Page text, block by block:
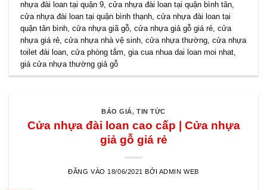
nhựa đài loan tại quận 9,cửa nhựa đài loan tại quận bình tân,
cửa nhựa đài loan tại quận bình thạnh,cửa nhựa đài loan tại
quận tân bình,cửa nhựa giã gỗ,cửa nhựa giả gỗ giá rẻ,cửa
nhựa giá rẻ,cửa nhựa nhà vệ sinh,cửa nhựa thường,cửa nhựa
toilet đài loan,cửa phòng tắm,gia cua nhua dai loan moi nhat,
giá cửa nhựa thường giả gỗ
BÁO GIÁ,TIN TỨC
Cửa nhựa đài loan cao cấp | Cửa nhựa
giả gỗ giá rẻ
ĐĂNG VÀO 18/06/2021 BỞI ADMIN WEB